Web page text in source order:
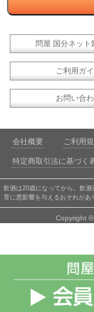
問屋 国分ネット
ご利用ガ
お問い合
会社概要 ご利用
特定商取引法に基づく
飲酒は20歳になってから。飲
育に悪影響を与えるおそれがあ
Copyright ©